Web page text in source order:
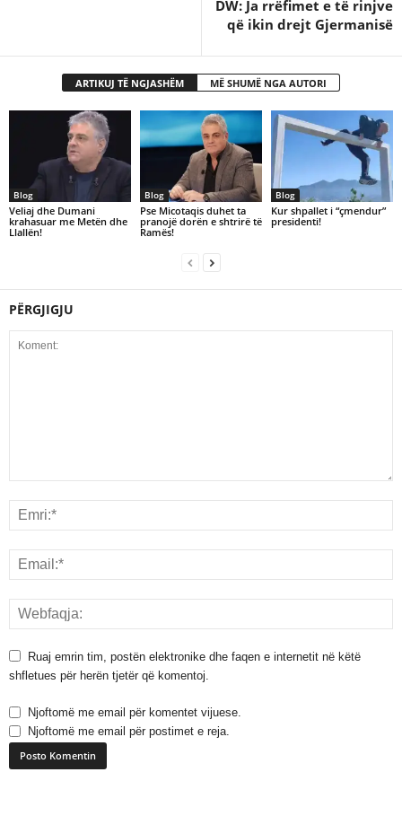
DW: Ja rrëfimet e të rinjve
që ikin drejt Gjermanisë
ARTIKUJ TË NGJASHËM MË SHUMË NGA AUTORI
Blog
Veliaj dhe Dumani
krahasuar me Metën dhe
Llallën!
Blog
Pse Micotaqis duhet ta
pranojë dorën e shtrirë të
Ramës!
Blog
Kur shpallet i “çmendur”
presidenti!
PËRGJIGJU
Ruaj emrin tim, postën elektronike dhe faqen e internetit në këtë
shfletues për herën tjetër që komentoj.
Njoftomë me email për komentet vijuese.
Njoftomë me email për postimet e reja.